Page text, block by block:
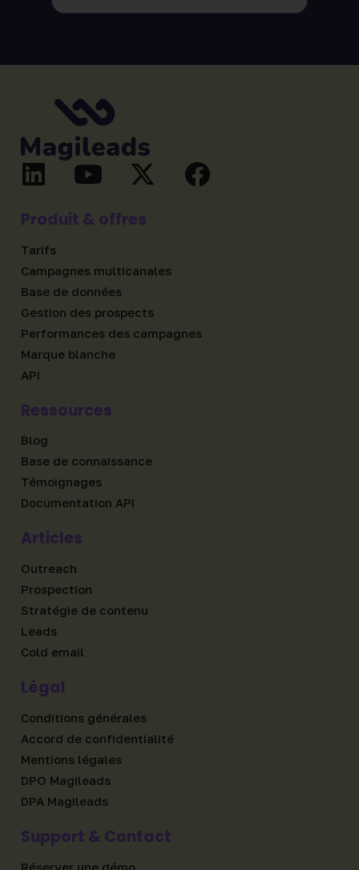
Produit & offres
Tarifs
Campagnes multicanales
Base de données
Gestion des prospects
Performances des campagnes
Marque blanche
API
Ressources
Blog
Base de connaissance
Témoignages
Documentation API
Articles
Outreach
Prospection
Stratégie de contenu
Leads
Cold email
Légal
Conditions générales
Accord de confidentialité
Mentions légales
DPO Magileads
DPA Magileads
Support & Contact
Réserver une démo